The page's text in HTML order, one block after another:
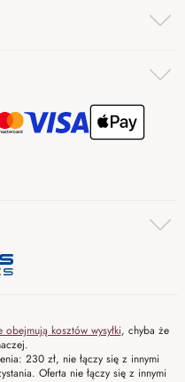
obejmują kosztów wysyłki, chyba że
230 zł, nie łączy się z innymi
Oferta nie łączy się z innymi